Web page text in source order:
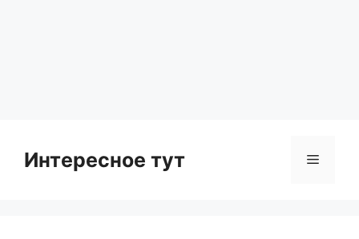
Интересное тут Menu